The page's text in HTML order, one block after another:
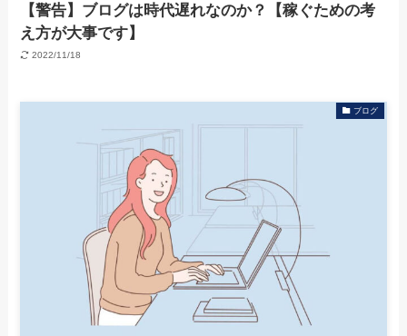
【警告】ブログは時代遅れなのか？【稼ぐための考
え方が大事です】
2022/11/18
ブログ